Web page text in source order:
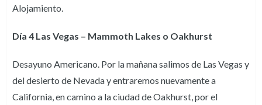
Alojamiento.
Día 4 Las Vegas – Mammoth Lakes o Oakhurst
Desayuno Americano. Por la mañana salimos de Las Vegas y
del desierto de Nevada y entraremos nuevamente a
California, en camino a la ciudad de Oakhurst, por el